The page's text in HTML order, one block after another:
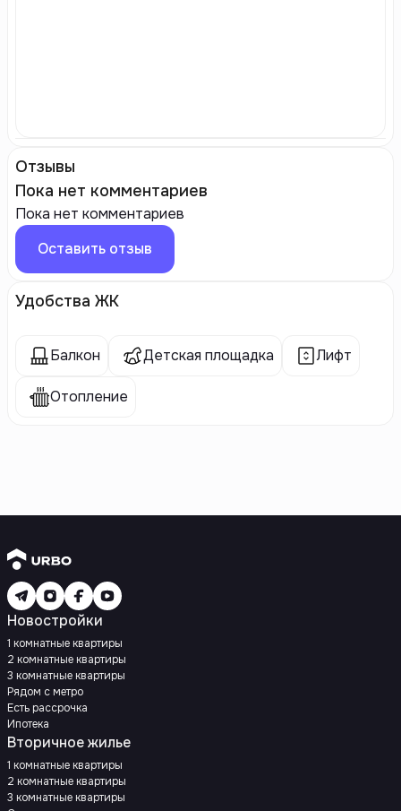
Отзывы
Пока нет комментариев
Пока нет комментариев
Оставить отзыв
Удобства ЖК
Балкон Детская площадка Лифт
Отопление
Новостройки
1 комнатные квартиры
2 комнатные квартиры
3 комнатные квартиры
Рядом с метро
Есть рассрочка
Ипотека
Вторичное жилье
1 комнатные квартиры
2 комнатные квартиры
3 комнатные квартиры